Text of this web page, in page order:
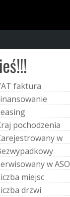
AT faktura
inansowanie
easing
raj pochodzenia
arejestrowanyw
ezwypadkowy
erwisowanywASO
iczba miejsc
iczba drzwi